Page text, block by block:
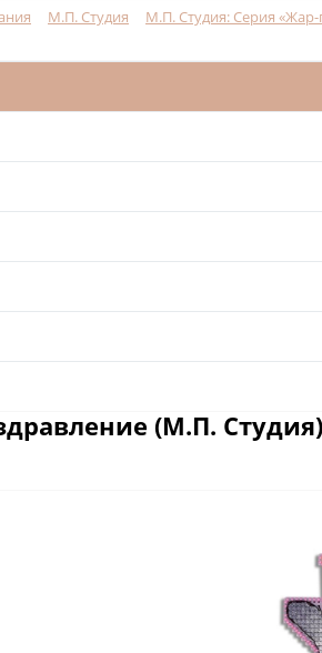
М.П. Студия М.П. Студия: Серия «Жар-
(М.П. Студия)